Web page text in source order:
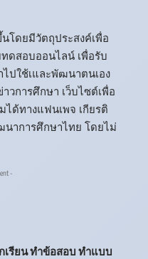
โดยมีวัตถุประสงค์เพื่อ
ดสอบออนไลน์ เพื่อรับ
ไปใช้เและพัฒนาตนเอง
วการศึกษา เว็บไซต์เพื่อ
ได้ทางแฟนเพจ เกียรติ
าการศึกษาไทย โดยไม่
-
เรียน ทำข้อสอบ ทำแบบ